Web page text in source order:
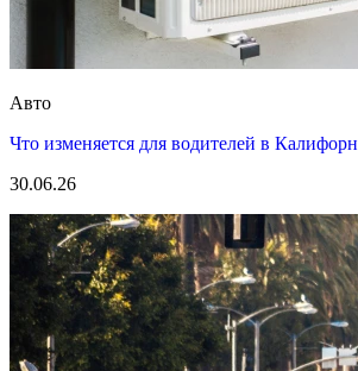
Авто
Что изменяется для водителей в
30.06.26